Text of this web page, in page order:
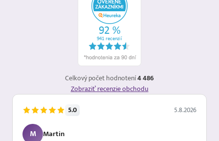
Celkový počet hodnotení4 486
Zobraziť recenzie obchodu
5.0 5.8.2026
M Martin